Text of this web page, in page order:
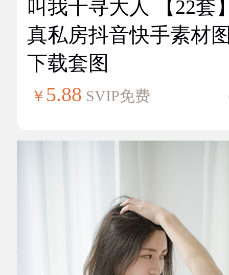
叫我千寻大人 【22套
真私房抖音快手素材
下载套图
￥ 5.88 SVIP免费